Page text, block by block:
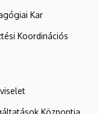
Kar
Koordinációs
Központja